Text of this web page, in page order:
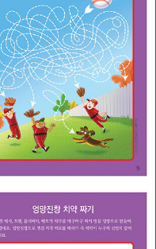
집중력 쑥쑥 숨은그림
은그림찾기 (공룡 (Dinosa
기 발견(Discovery) 농장
인기 주제별 특별보급판
스포츠(Sports)》 시크
.